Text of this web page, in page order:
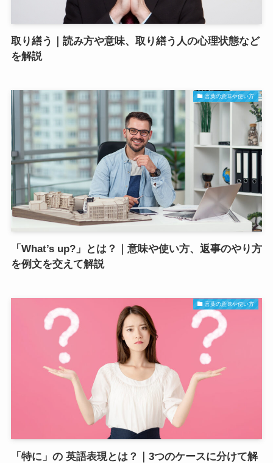
取り繕う｜読み方や意味、取り繕う人の心理状態など
を解説
言葉の意味や使い方
「What’s up?」とは？｜意味や使い方、返事のやり方
を例文を交えて解説
言葉の意味や使い方
「特に」の 英語表現とは？｜3つのケースに分けて解